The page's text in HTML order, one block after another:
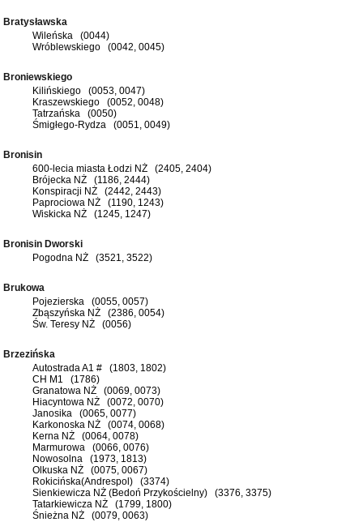
Bratysławska
Wileńska (0044)
Wróblewskiego (0042, 0045)
Broniewskiego
Kilińskiego (0053, 0047)
Kraszewskiego (0052, 0048)
Tatrzańska (0050)
Śmigłego-Rydza (0051, 0049)
Bronisin
600-lecia miasta Łodzi NŻ (2405, 2404)
Brójecka NŻ (1186, 2444)
Konspiracji NŻ (2442, 2443)
Paprociowa NŻ (1190, 1243)
Wiskicka NŻ (1245, 1247)
Bronisin Dworski
Pogodna NŻ (3521, 3522)
Brukowa
Pojezierska (0055, 0057)
Zbąszyńska NŻ (2386, 0054)
Św. Teresy NŻ (0056)
Brzezińska
Autostrada A1 # (1803, 1802)
CH M1 (1786)
Granatowa NŻ (0069, 0073)
Hiacyntowa NŻ (0072, 0070)
Janosika (0065, 0077)
Karkonoska NŻ (0074, 0068)
Kerna NŻ (0064, 0078)
Marmurowa (0066, 0076)
Nowosolna (1973, 1813)
Olkuska NŻ (0075, 0067)
Rokicińska(Andrespol) (3374)
Sienkiewicza NŻ (Bedoń Przykościelny) (3376, 3375)
Tatarkiewicza NŻ (1799, 1800)
Śnieżna NŻ (0079, 0063)